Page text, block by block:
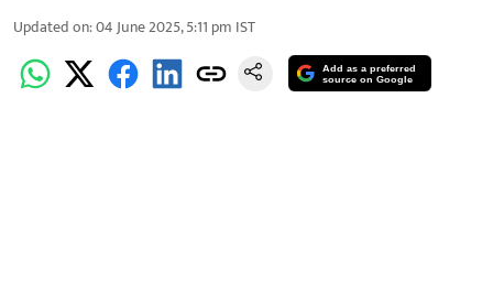
Updated on:04 June 2025, 5:11 pm IST
Add as a preferred
source on Google